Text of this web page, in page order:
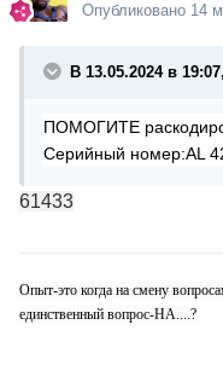
Опубликовано 14
В 13.05.2024 в
ПОМОГИТЕ
Серийный номер:AL
61433
Опыт-это когда на смену
единственный вопрос-НА....?